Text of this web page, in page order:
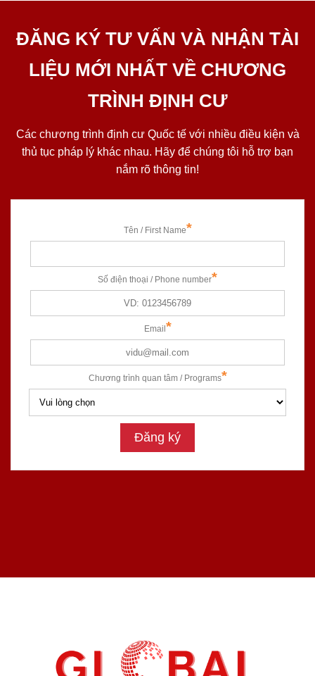
ĐĂNG KÝ TƯ VẤN VÀ NHẬN TÀI
LIỆU MỚI NHẤT VỀ CHƯƠNG
TRÌNH ĐỊNH CƯ
Các chương trình định cư Quốc tế với nhiều điều kiện và
thủ tục pháp lý khác nhau. Hãy để chúng tôi hỗ trợ bạn
nắm rõ thông tin!